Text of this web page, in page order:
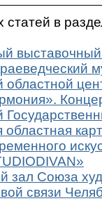
статей в
областной
областная
зал Союза
связи